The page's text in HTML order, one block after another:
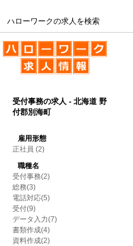
ハローワークの求人を検索
ハローワークの求人を検索
受付事務の求人 - 北海道 野
付郡別海町
雇用形態
正社員 (2)
職種名
受付事務(2)
総務(3)
電話対応(5)
受付(9)
データ入力(7)
書類作成(4)
資料作成(2)